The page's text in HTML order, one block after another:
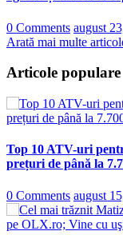
0 Comments august
Arată mai multe
Articole populare
Top 10 ATV-uri
prețuri de până la
0 Comments august